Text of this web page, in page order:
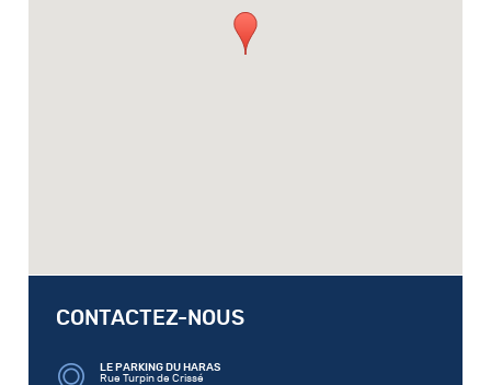
CONTACTEZ-NOUS
LE PARKING DU HARAS
Rue Turpin de Crissé